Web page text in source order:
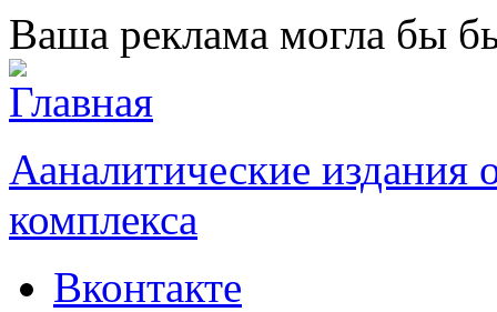
Перейти к основному содержанию
Ваша реклама могла бы
Ааналитические
комплекса
Вконтакте